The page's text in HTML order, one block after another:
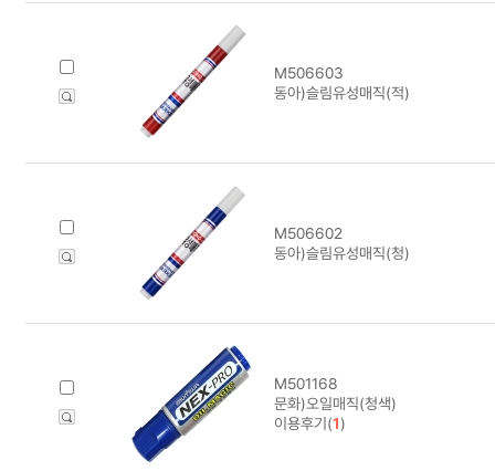
M506603
동아)슬림유성매직(적)
M506602
동아)슬림유성매직(청)
M501168
문화)오일매직(청색)
이용후기(1)